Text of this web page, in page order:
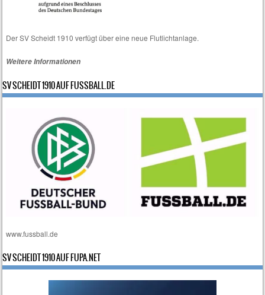
Der SV Scheidt 1910 verfügt über eine neue Flutlichtanlage.
Weitere Informationen
SV SCHEIDT 1910 AUF FUSSBALL.DE
www.fussball.de
SV SCHEIDT 1910 AUF FUPA.NET